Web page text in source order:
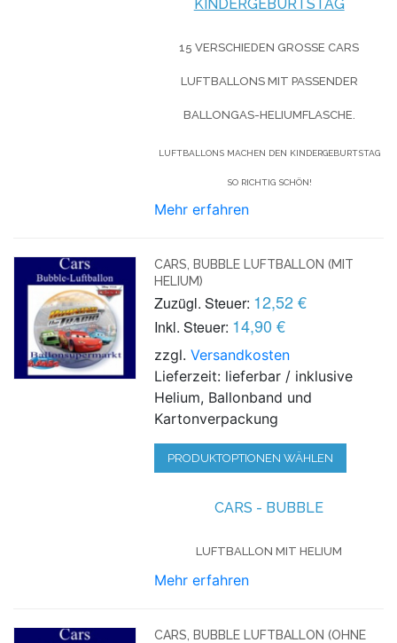
KINDERGEBURTSTAG
15 VERSCHIEDEN GROSSE CARS L
UFTBALLONS MIT PASSENDER B
ALLONGAS-HELIUMFLASCHE.
LUFTBALLONS MACHEN DEN KINDERGEBURTSTAG
SO RICHTIG SCHÖN!
Mehr erfahren
CARS, BUBBLE LUFTBALLON (MIT
HELIUM)
Zuzügl. Steuer: 12,52 €
Inkl. Steuer: 14,90 €
zzgl.Versandkosten
Lieferzeit: lieferbar / inklusive
Helium, Ballonband und
Kartonverpackung
PRODUKTOPTIONEN WÄHLEN
CARS - BUBBLE
LUFTBALLON MIT HELIUM
Mehr erfahren
CARS, BUBBLE LUFTBALLON (OHNE